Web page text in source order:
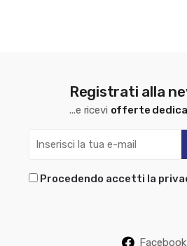
Registrati alla
...e ricevi offerte
Procedendo accetti la
Facebook